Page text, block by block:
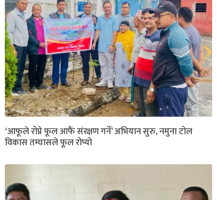
‘आफूले रोप्ने फूल आफैं संरक्षण गर्ने’ अभियान सुरु, नमुना टोल
विकास तम्घासले फूल रोप्यो